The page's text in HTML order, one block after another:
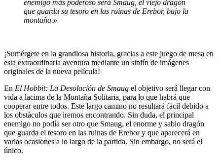
enemigo más poderoso será Smaug, el viejo dragón
que guarda su tesoro en las ruinas de Erebor, bajo la
montaña.»
¡Sumérgete en la grandiosa historia, gracias a este juego de mesa en
esta extraordinaria aventura mediante un sinfín de imágenes
originales de la nueva película!
En El Hobbit: La Desolación de Smaug el objetivo será llegar con
vida a lacima de la Montaña Solitaria, para lo que habrá que
cooperar entre todos. Este largo camino no resultará fácil debido a
los obstáculos que iremos encontrando. Sin duda, el principal
enemigo no podía ser otro que Smaug, el enorme y sabio dragón
que guarda el tesoro en las ruinas de Erebor y que aparecerá en
varias ocasiones a lo largo de la partida. Sin embargo, no será el
único.